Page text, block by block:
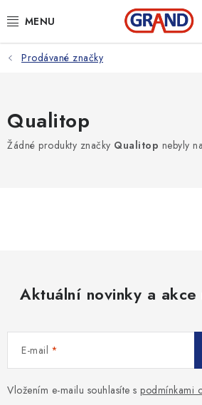
na
AKČNÍ NABÍDKA
PRACOVNÍ RUKAVICE
KONTAKTY
Velkoobchod O nás Kontakty
Prodávané značky
Qualitop
Žádné produkty značky Qualitop nebyly
Aktuální novinky a akce
E-mail
Vložením e-mailu souhlasíte s podmínkami